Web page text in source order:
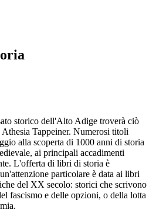
storico dell'Alto Adige troverà ciò
Athesia Tappeiner. Numerosi titoli
alla scoperta di 1000 anni di storia
ai principali accadimenti
L'offerta di libri di storia è
particolare è data ai libri
del XX secolo: storici che scrivono
fascismo e delle opzioni, o della lotta